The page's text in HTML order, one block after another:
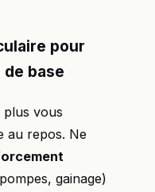
pour
base
plus vous
au repos. Ne
gainage)